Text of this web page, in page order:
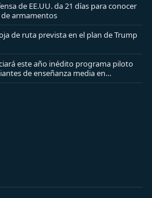
de EE.UU. da 21 días para conocer
armamentos
de ruta prevista en el plan de Trump
este año inédito programa piloto
de enseñanza media en